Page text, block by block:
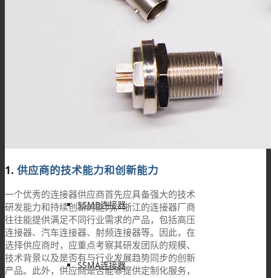
MCX连接器
SSMB连接器
SSMA连接器
1. 供应商的技术能力和创新能力
一个优秀的连接器供应商首先应具备强大的技术
研发能力和持续创新的能力。浙江的连接器厂商
往往能提供满足不同行业需求的产品，包括高压
连接器、汽车连接器、射频连接器等。因此，在
选择供应商时，应重点考察其研发团队的规模、
技术背景以及是否有与行业发展趋势同步的创新
产品。此外，供应商是否能够提供定制化服务，